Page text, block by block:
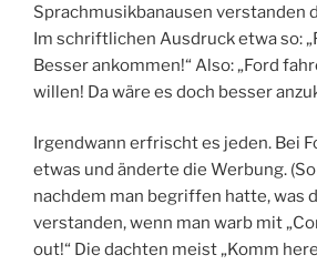
Sprachmusikbanausen verstanden
Im schriftlichen Ausdruck etwa so:
Besser ankommen!“ Also: „Ford
willen! Da wäre es doch besser
Irgendwann erfrischt es jeden. Bei
etwas und änderte die Werbung.
nachdem man begriffen hatte, was
verstanden, wenn man warb mit
out!“ Die dachten meist „Komm